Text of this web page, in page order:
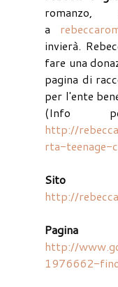
a
invierà.
fare una
pagina di
per l'ente
(Info
http://
rta-teenage-
http://
http://
1976662-